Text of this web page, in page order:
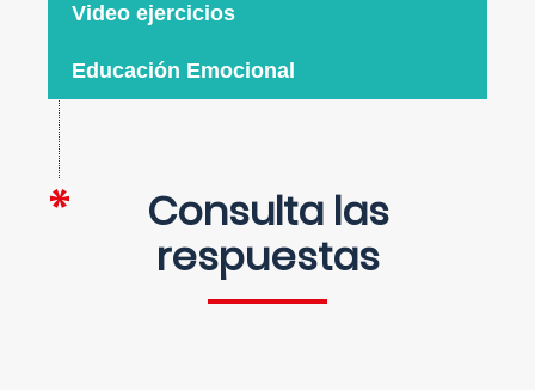
Video ejercicios
Educación Emocional
Consulta las
respuestas